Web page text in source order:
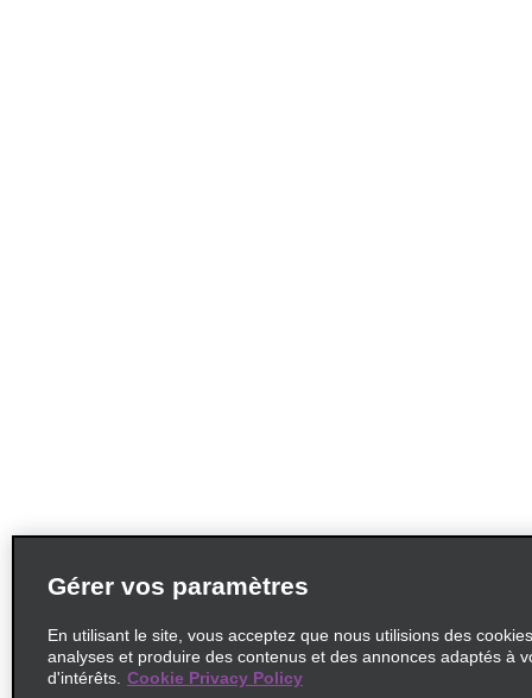
Gérer vos paramètres
En utilisant le site, vous acceptez que nous utilisions des
analyses et produire des contenus et des annonces adaptés à
d'intérêts. Cookie Privacy Policy